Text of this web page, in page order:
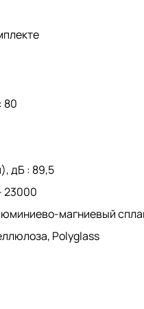
80
дБ : 89,5
23000
магниевый
Polyglass